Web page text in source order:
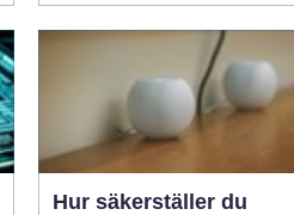
Hur säkerställer du